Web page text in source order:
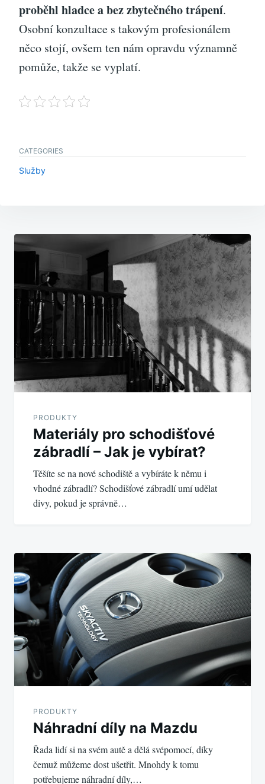
proběhl hladce a bez zbytečného trápení.
Osobní konzultace s takovým profesionálem
něco stojí, ovšem ten nám opravdu významně
pomůže, takže se vyplatí.
CATEGORIES
Služby
Navigace
pro
příspěvek
PRODUKTY
Materiály pro schodišťové
zábradlí – Jak je vybírat?
Těšíte se na nové schodiště a vybíráte k němu i
vhodné zábradlí? Schodišťové zábradlí umí udělat
divy, pokud je správně…
PRODUKTY
Náhradní díly na Mazdu
Řada lidí si na svém autě a dělá svépomocí, díky
čemuž můžeme dost ušetřit. Mnohdy k tomu
potřebujeme náhradní díly,…